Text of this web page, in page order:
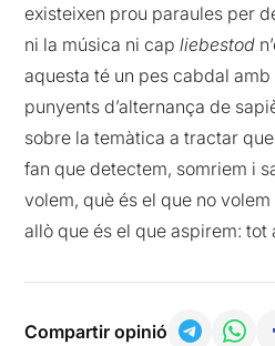
existeixen prou paraules per
ni la música ni capliebestod
aquesta té un pes cabdal amb
punyents d’alternança de
sobre la temàtica a tractar
fan que detectem, somriem i
volem, què és el que no
allò que és el que aspirem: tot
Compartir opinió